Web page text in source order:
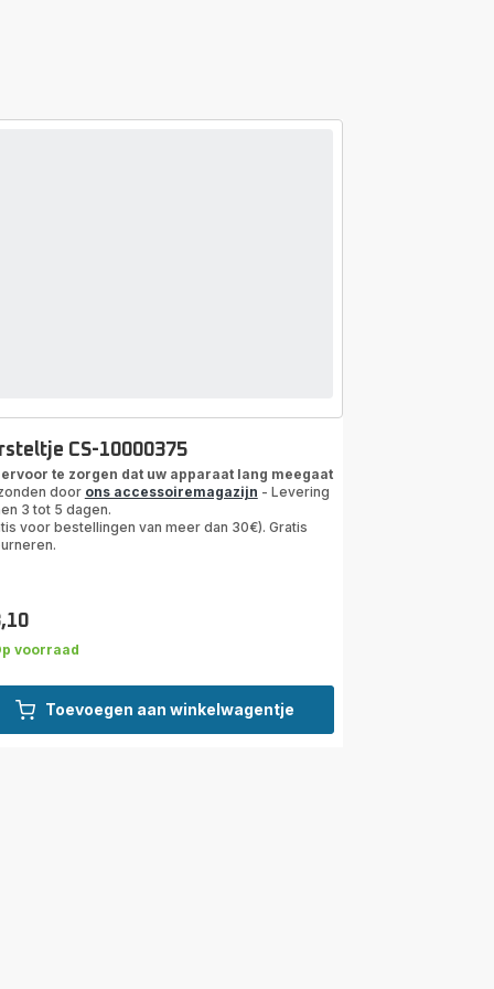
Toevoegen aan winkelwagentje
CS-10000375
te zorgen dat uw apparaat lang meegaat
door ons accessoiremagazijn - Levering
3 tot 5 dagen.
voor bestellingen van meer dan 30€). Gratis
voorraad